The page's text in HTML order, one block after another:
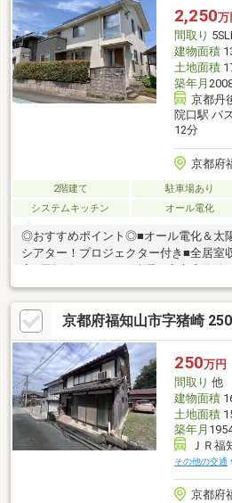
に提供いたします！○物件情報・住宅ロ
気軽にご相談ください！
2,250万
間取り
建物面積
土地面積
築年月
京都丹
院口駅 バ
12分
京都府
2階建て 駐車場あり
システムキッチン
オール電化
◎おすすめポイント◎■オール電化＆太
シアター！プロジェクター付き■全居室
実■屋根付きデッキで洗濯も安心◎物件
校：徒歩約11分■成和中学校：徒歩約
ームライフ不動産◆当日の内覧・ご見
ルやお電話でも各種ご相談を承っており
イフ不動産』におまかせ下さい！◎↓こ
きます！↓【https://spacely.co.jp/
京都府福知山市字猪崎
250万円
間取り 他
建物面積
土地面積
築年月
ＪＲ福
その他の交通
京都府